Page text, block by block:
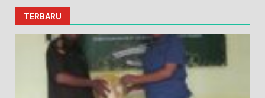
TERBARU